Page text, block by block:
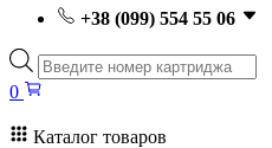
+38 (099) 554 55 06
Поиск
товаров
0
Каталог товаров